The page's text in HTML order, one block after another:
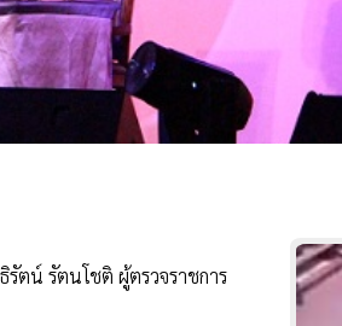
รัตน์ รัตนโชติ ผู้ตรวจราชการ